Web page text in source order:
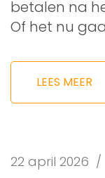
betalen na
Of het nu
LEES MEER
22 april 2026 /